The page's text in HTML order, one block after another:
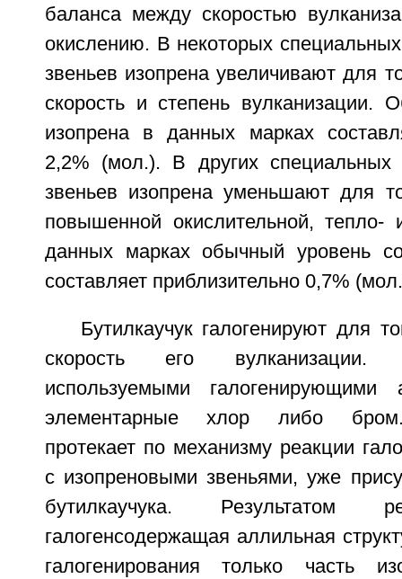
баланса между скоростью
окислению. В некоторых
звеньев изопрена увеличивают для
скорость и степень вулканизации.
изопрена в данных марках
2,2% (мол.). В других специальных
звеньев изопрена уменьшают для
повышенной окислительной, тепло-
данных марках обычный уровень
составляет приблизительно 0,7%
Бутилкаучук галогенируют для
скорость его вулканизации.
используемыми галогенирующими
элементарные хлор либо бром.
протекает по механизму реакции
с изопреновыми звеньями, уже
бутилкаучука. Результатом
галогенсодержащая аллильная
галогенирования только часть